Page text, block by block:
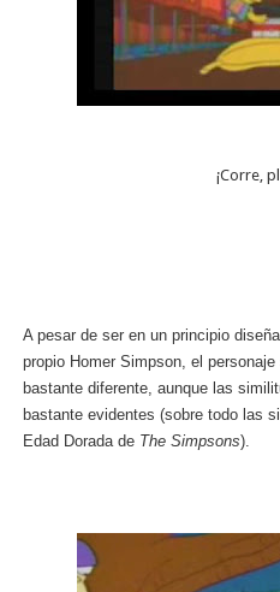
¡Corre,
A pesar de ser en un principio
propio Homer Simpson, el
bastante diferente, aunque las
bastante evidentes (sobre todo las
Edad Dorada de The Simpsons).